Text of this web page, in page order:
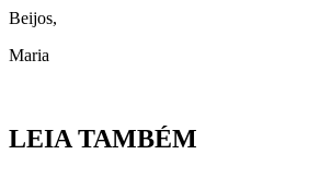
Beijos,
Maria
LEIA TAMBÉM